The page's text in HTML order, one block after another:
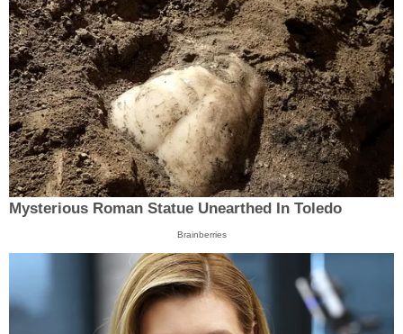
Mysterious Roman Statue Unearthed In Toledo
Brainberries